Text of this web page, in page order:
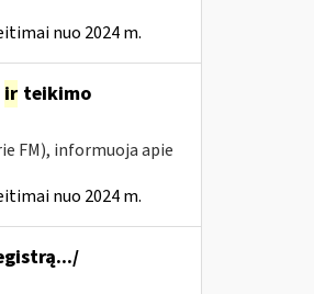
nuo 2024 m.
irteikimo
FM), informuoja apie
nuo 2024 m.